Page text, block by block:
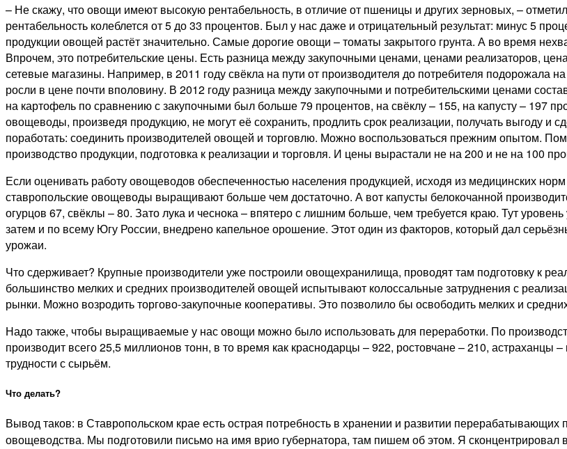
– Не скажу, что овощи имеют высокую рентабельность, в отличие от пшеницы и других зерновых, –
рентабельность колеблется от 5 до 33 процентов. Был у нас даже и отрицательный результат: минус 5
продукции овощей растёт значительно. Самые дорогие овощи – томаты закрытого грунта. А во время
Впрочем, это потребительские цены. Есть разница между закупочными ценами, ценами реализаторов,
сетевые магазины. Например, в 2011 году свёкла на пути от производителя до потребителя подорожала
росли в цене почти вполовину. В 2012 году разница между закупочными и потребительскими ценами
на картофель по сравнению с закупочными был больше 79 процентов, на свёклу – 155, на капусту – 197
овощеводы, произведя продукцию, не могут её сохранить, продлить срок реализации, получать выгоду и
поработать: соединить производителей овощей и торговлю. Можно воспользоваться прежним опытом.
производство продукции, подготовка к реализации и торговля. И цены вырастали не на 200 и не на 100
Если оценивать работу овощеводов обеспеченностью населения продукцией, исходя из медицинских
ставропольские овощеводы выращивают больше чем достаточно. А вот капусты белокочанной
огурцов 67, свёклы – 80. Зато лука и чеснока – впятеро с лишним больше, чем требуется краю. Тут
затем и по всему Югу России, внедрено капельное орошение. Этот один из факторов, который дал
урожаи.
Что сдерживает? Крупные производители уже построили овощехранилища, проводят там подготовку к
большинство мелких и средних производителей овощей испытывают колоссальные затруднения с
рынки. Можно возродить торгово-закупочные кооперативы. Это позволило бы освободить мелких и
Надо также, чтобы выращиваемые у нас овощи можно было использовать для переработки. По
производит всего 25,5 миллионов тонн, в то время как краснодарцы – 922, ростовчане – 210,
трудности с сырьём.
Что делать?
Вывод таков: в Ставропольском крае есть острая потребность в хранении и развитии
овощеводства. Мы подготовили письмо на имя врио губернатора, там пишем об этом. Я